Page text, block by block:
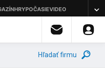
Hľadať firmu